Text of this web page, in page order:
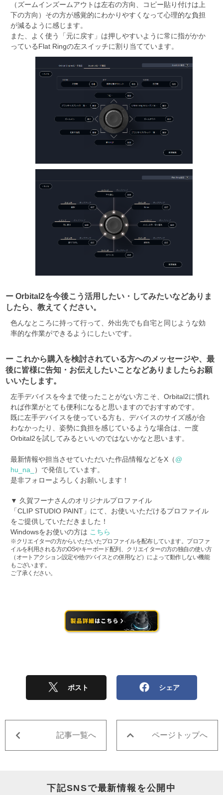
（ズームインズームアウトは左右の方向、コピー貼り付けは上
下の方向）その方が感覚的にわかりやすくなって心理的な負担
が減るように感じます。
また、よく使う「元に戻す」は押しやすいように常に指がかか
っているFlat Ringの左スイッチに割り当てています。
ー Orbital2を今後こう活用したい・してみたいなどありま
したら、教えてください。
色んなところに持って行って、外出先でも自宅と同じような効
率的な作業ができるようにしたいです。
ー これから購入を検討されている方へのメッセージや、最
後に皆様に告知・お伝えしたいことなどありましたらお願
いいたします。
左手デバイスを今まで使ったことがない方こそ、Orbital2に慣れ
れば作業がとても便利になると思いますのでおすすめです。
既に左手デバイスを使っている方も、デバイスのサイズ感が合
わなかったり、姿勢に負担を感じているような場合は、一度
Orbital2を試してみるといいのではないかなと思います。
最新情報や担当させていただいた作品情報などをX（@
hu_na_
）で発信しています。
是非フォローよろしくお願いします！
▼ 久賀フーナさんのオリジナルプロファイル
「CLIP STUDIO PAINT」にて、お使いいただけるプロファイル
をご提供していただきました！
Windowsをお使いの方は こちら
※クリエイターの方からいただいたプロファイルを配布しています。プロファ
イルを利用される方のOSやキーボード配列、クリエイターの方の独自の使い方
（オートアクション設定や他デバイスとの併用など）によって動作しない機能
もございます。
ご了承ください。
ポスト シェア
記事一覧へ ページトップへ
下記SNSで最新情報を公開中